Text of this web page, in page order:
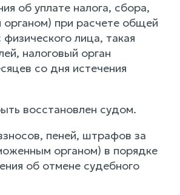
об уплате налога, сбора,
при расчете общей
лица, такая
налоговый орган
со дня истечения
восстановлен судом.
пеней, штрафов за
органом) в порядке
об отмене судебного